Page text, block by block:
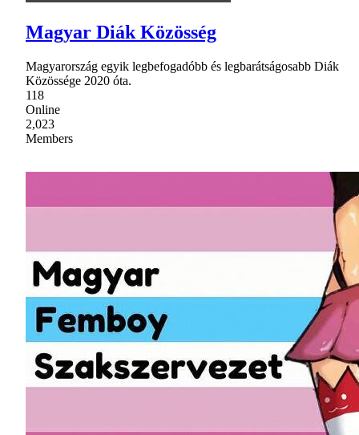
Magyar Diák Közösség
Magyarország egyik legbefogadóbb és legbarátságosabb Diák
Közössége 2020 óta.
118
Online
2,023
Members